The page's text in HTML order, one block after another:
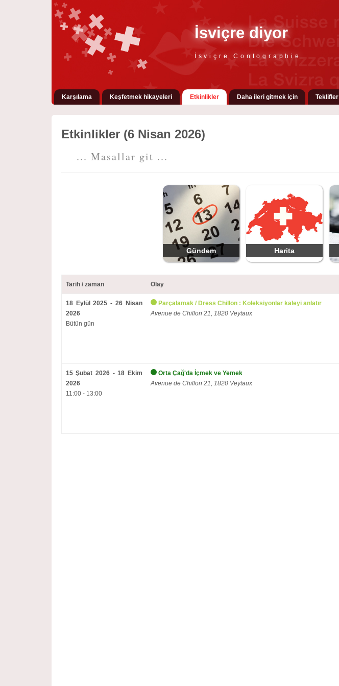
İsviçre diyor
İsviçre Contographie
Karşılama Keşfetmek hikayeleri Etkinlikler Daha ileri gitmek için Teklifler
Etkinlikler (6 Nisan 2026)
... Masallar git ...
Gündem Harita
Tarih / zaman Olay
18 Eylül 2025 - 26 Nisan
2026
Bütün gün
Parçalamak / Dress Chillon : Koleksiyonlar kaleyi anlatır
Avenue de Chillon 21, 1820 Veytaux
15 Şubat 2026 - 18 Ekim
2026
11:00 - 13:00
Orta Çağ'da İçmek ve Yemek
Avenue de Chillon 21, 1820 Veytaux